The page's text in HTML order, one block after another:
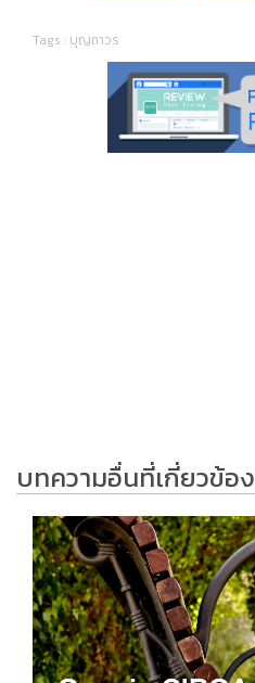
Tags : บุญถาวร
บทความอื่นที่เกี่ยวข้อง